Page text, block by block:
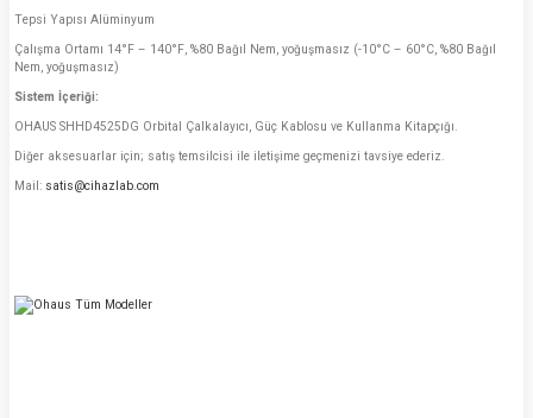
Tepsi Yapısı Alüminyum
Çalışma Ortamı 14°F – 140°F, %80 Bağıl Nem, yoğuşmasız (-10°C – 60°C, %80 Bağıl
Nem, yoğuşmasız)
Sistem İçeriği:
OHAUS SHHD4525DG Orbital Çalkalayıcı, Güç Kablosu ve Kullanma Kitapçığı.
Diğer aksesuarlar için; satış temsilcisi ile iletişime geçmenizi tavsiye ederiz.
Mail: satis@cihazlab.com